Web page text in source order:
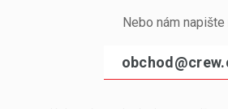
Nebo nám napište